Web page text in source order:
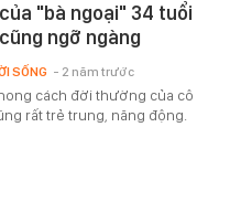
"bà ngoại" 34 tuổi
ngỡ ngàng
cách đời thường của cô
rất trẻ trung, năng động.
SỐNG - 2 năm trước